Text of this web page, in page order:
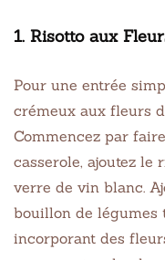
1. Risotto aux
Pour une entrée
crémeux aux fleurs
Commencez par
casserole, ajoutez le
verre de vin blanc.
bouillon de légumes
incorporant des